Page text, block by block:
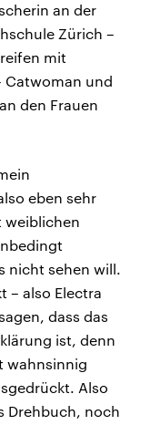
an der
Zürich –
mit
Catwoman und
den Frauen
eben sehr
weiblichen
nicht sehen will.
– also Electra
dass das
ist, denn
wahnsinnig
Also
Drehbuch, noch